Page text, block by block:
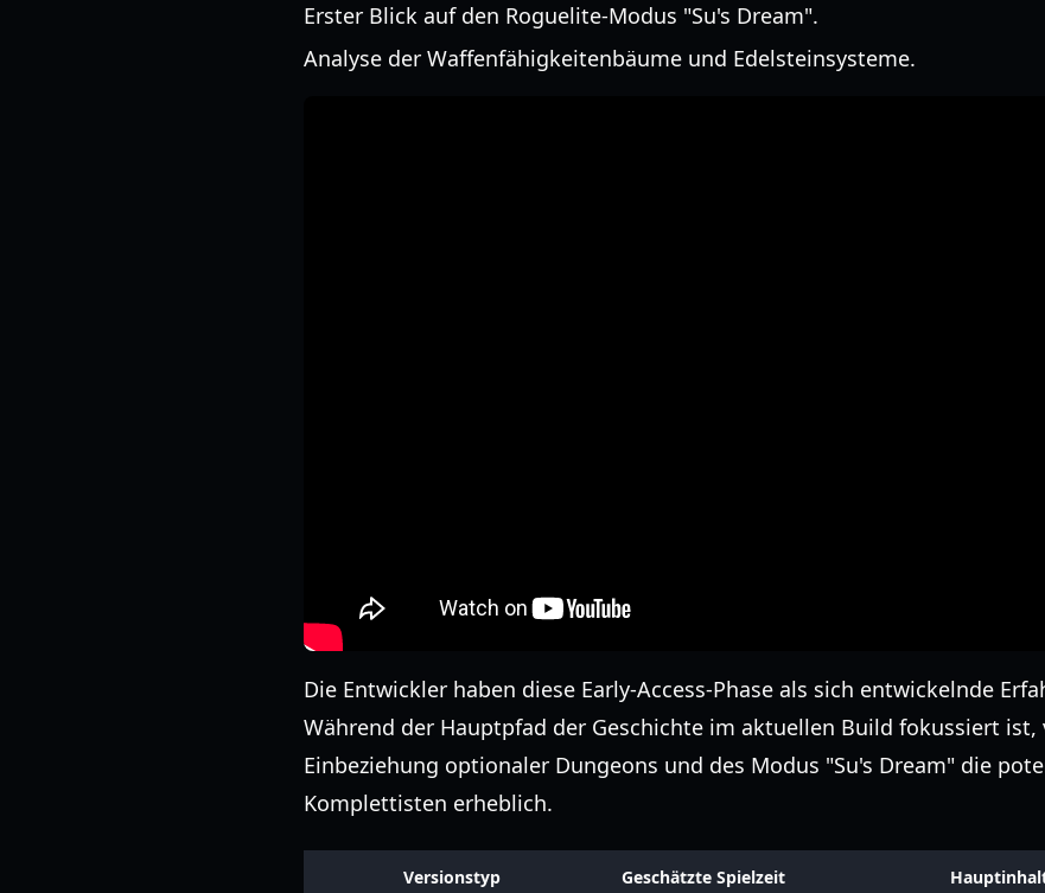
Erster Blick auf den Roguelite-Modus "Su's Dream".
Analyse der Waffenfähigkeitenbäume und Edelsteinsysteme.
Die Entwickler haben diese Early-Access-Phase als sich entwickelnde
Während der Hauptpfad der Geschichte im aktuellen Build fokussiert
Einbeziehung optionaler Dungeons und des Modus "Su's Dream" die
Komplettisten erheblich.
Versionstyp Geschätzte Spielzeit